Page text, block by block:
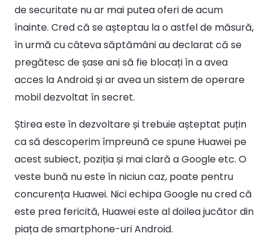
de securitate nu ar mai putea oferi de acum
înainte. Cred că se așteptau la o astfel de măsură,
în urmă cu câteva săptămâni au declarat că se
pregătesc de șase ani să fie blocați în a avea
acces la Android și ar avea un sistem de operare
mobil dezvoltat în secret.
Știrea este în dezvoltare și trebuie așteptat puțin
ca să descoperim împreună ce spune Huawei pe
acest subiect, poziția și mai clară a Google etc. O
veste bună nu este în niciun caz, poate pentru
concurența Huawei. Nici echipa Google nu cred că
este prea fericită, Huawei este al doilea jucător din
piața de smartphone-uri Android.